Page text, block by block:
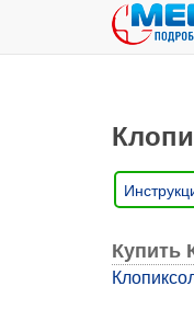
Купить